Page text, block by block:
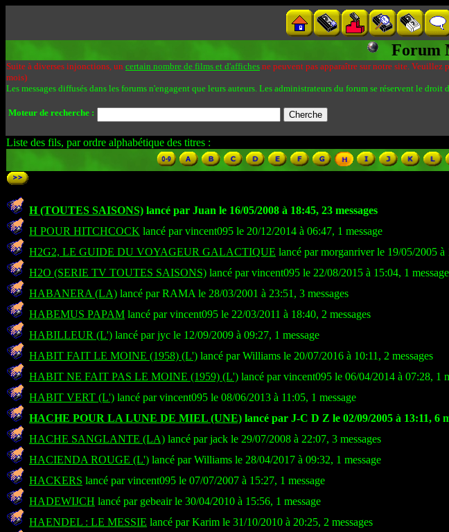
Forum
Suite à diverses injonctions, un certain nombre de films et d'affiches ne peuvent pas apparaître sur notre site. Veuillez
mois)
Les messages diffusés dans les forums n'engagent que leurs auteurs. Les administrateurs du forum se réservent le droit
Moteur de recherche :
Liste des fils, par ordre alphabétique des titres :
H (TOUTES SAISONS) lancé par Juan le 16/05/2008 à 18:45, 23 messages
H POUR HITCHCOCK lancé par vincent095 le 20/12/2014 à 06:47, 1 message
H2G2, LE GUIDE DU VOYAGEUR GALACTIQUE lancé par morganriver le 19/05/2005 à
H2O (SERIE TV TOUTES SAISONS) lancé par vincent095 le 22/08/2015 à 15:04, 1 message
HABANERA (LA) lancé par RAMA le 28/03/2001 à 23:51, 3 messages
HABEMUS PAPAM lancé par vincent095 le 22/03/2011 à 18:40, 2 messages
HABILLEUR (L') lancé par jyc le 12/09/2009 à 09:27, 1 message
HABIT FAIT LE MOINE (1958) (L') lancé par Williams le 20/07/2016 à 10:11, 2 messages
HABIT NE FAIT PAS LE MOINE (1959) (L') lancé par vincent095 le 06/04/2014 à 07:28, 1
HABIT VERT (L') lancé par vincent095 le 08/06/2013 à 11:05, 1 message
HACHE POUR LA LUNE DE MIEL (UNE) lancé par J-C D Z le 02/09/2005 à 13:11, 6
HACHE SANGLANTE (LA) lancé par jack le 29/07/2008 à 22:07, 3 messages
HACIENDA ROUGE (L') lancé par Williams le 28/04/2017 à 09:32, 1 message
HACKERS lancé par vincent095 le 07/07/2007 à 15:27, 1 message
HADEWIJCH lancé par gebeair le 30/04/2010 à 15:56, 1 message
HAENDEL : LE MESSIE lancé par Karim le 31/10/2010 à 20:25, 2 messages